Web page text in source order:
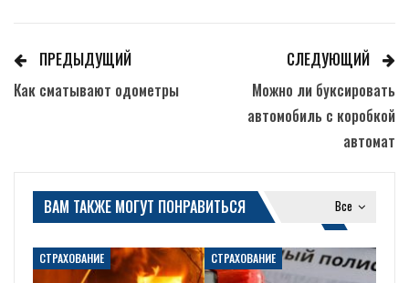
ПРЕДЫДУЩИЙ
Как сматывают одометры
СЛЕДУЮЩИЙ
Можно ли буксировать
автомобиль с коробкой
автомат
Все
ВАМ ТАКЖЕ МОГУТ ПОНРАВИТЬСЯ
СТРАХОВАНИЕ СТРАХОВАНИЕ